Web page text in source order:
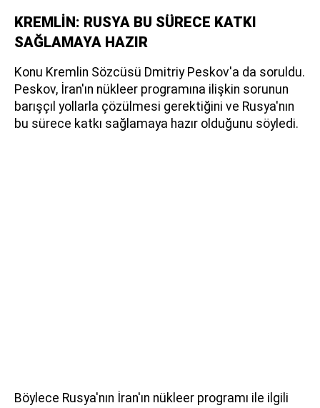
KREMLİN: RUSYA BU SÜRECE KATKI
SAĞLAMAYA HAZIR
Konu Kremlin Sözcüsü Dmitriy Peskov'a da soruldu.
Peskov, İran'ın nükleer programına ilişkin sorunun
barışçıl yollarla çözülmesi gerektiğini ve Rusya'nın
bu sürece katkı sağlamaya hazır olduğunu söyledi.
Böylece Rusya'nın İran'ın nükleer programı ile ilgili